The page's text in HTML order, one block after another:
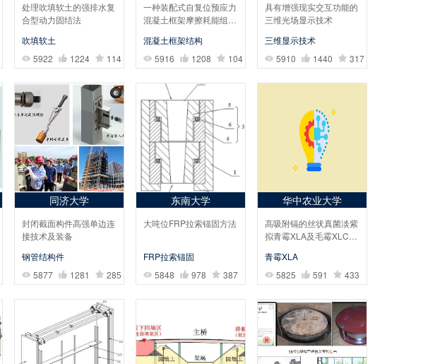
处理吹填软土的强排水复
合型动力固结法
吹填软土
5922
1224 114
一种装配式自复位预应力
混凝土框架摩擦耗能组合
混凝土框架结构
5916
1208 104
具有增强现实交互功能的
三维光场显示技术
三维显示技术
5910
1440 317
同济大学
封闭截面构件高强单边连
接技术及装备
钢管结构件
5877
1281 285
东南大学
大吨位FRP拉索锚固方法
FRP拉索锚固
5848
978 387
华中农业大学
高吸附镉的丝状真菌淡紫
拟青霉XLA及毛霉XLC的
青霉XLA
5825
591 433